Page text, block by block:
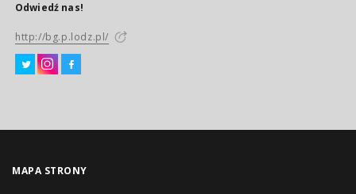
Odwiedź nas!
http://bg.p.lodz.pl/
MAPA STRONY